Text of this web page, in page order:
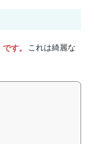
です。
これは綺麗な